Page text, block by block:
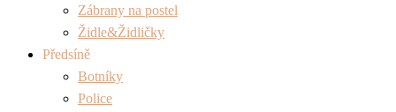
Zábrany na postel
Židle&Židličky
Předsíně
Botníky
Police